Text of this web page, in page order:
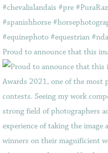
Proud to announce that this